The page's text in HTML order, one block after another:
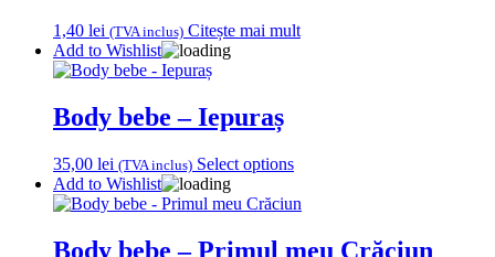
1,40 lei (TVA inclus) Citește mai mult
Add to Wishlist
Body bebe – Iepuraș
35,00 lei (TVA inclus) Select options
Add to Wishlist
Body bebe – Primul meu Crăciun